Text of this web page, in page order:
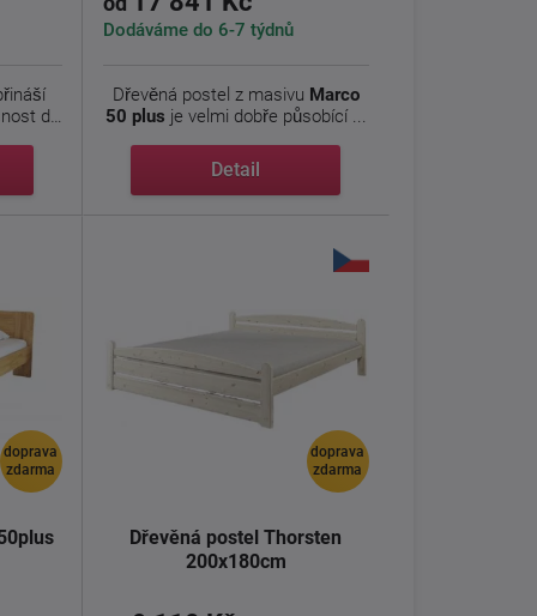
do
Dodáváme do 6-7 týdnů
Dřevěná postel z masivu Marco
50 plus je velmi dobře působící ...
Detail
doprava
zdarma
doprava
zdarma
Dřevěná postel Thorsten
200x180cm